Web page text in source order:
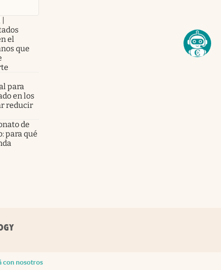
el
que
para
en los
reducir
de
para qué
con nosotros